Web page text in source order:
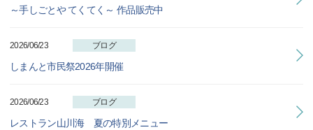
～手しごとや てくてく～ 作品販売中
2026/06/23 ブログ
しまんと市民祭2026年開催
2026/06/23 ブログ
レストラン山川海 夏の特別メニュー